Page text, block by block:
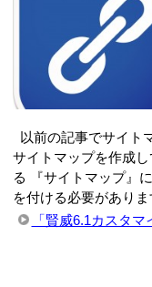
以前の記事でサイト
サイトマップを作成
る 『サイトマップ』
を付ける必要があり
「賢威6.1カスタ